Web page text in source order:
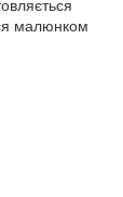
малюнком